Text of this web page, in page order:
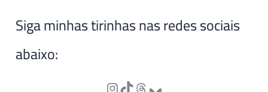
Siga minhas tirinhas nas redes sociais
abaixo: